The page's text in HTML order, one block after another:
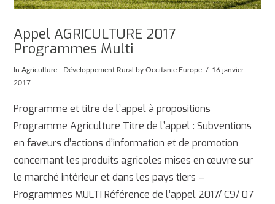
Appel AGRICULTURE 2017
Programmes Multi
InAgriculture - Développement Rural by Occitanie Europe
16 janvier
2017
Programme et titre de l’appel à propositions
Programme Agriculture Titre de l’appel : Subventions
en faveurs d’actions d’information et de promotion
concernant les produits agricoles mises en œuvre sur
le marché intérieur et dans les pays tiers –
Programmes MULTI Référence de l’appel 2017/ C9/ 07